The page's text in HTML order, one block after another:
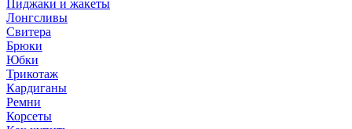
Пиджаки и жакеты
Лонгсливы
Свитера
Брюки
Юбки
Трикотаж
Кардиганы
Ремни
Корсеты